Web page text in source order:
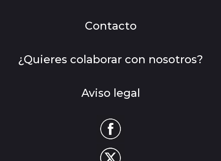
Contacto
¿Quieres colaborar con nosotros?
Aviso legal